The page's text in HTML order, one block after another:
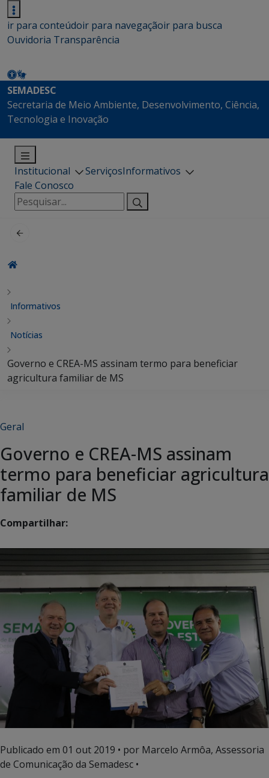
ir para conteúdoir para navegaçãoir para busca
Ouvidoria Transparência
SEMADESC
Secretaria de Meio Ambiente, Desenvolvimento, Ciência,
Tecnologia e Inovação
Institucional ServiçosInformativos
Fale Conosco
Pesquisar
por:
Informativos
Notícias
Governo e CREA-MS assinam termo para beneficiar
agricultura familiar de MS
Geral
Governo e CREA-MS assinam
termo para beneficiar agricultura
familiar de MS
Compartilhar:
Publicado em 01 out 2019 • por Marcelo Armôa, Assessoria
de Comunicação da Semadesc •